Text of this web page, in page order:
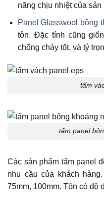
năng chịu nhiệt của sản
Panel Glasswool bông
tôn. Đặc tính cũng
chống cháy tốt, và tỷ
tấm
tấm panel
Các sản phẩm tấm panel
nhu cầu của khách
75mm, 100mm. Tôn có độ